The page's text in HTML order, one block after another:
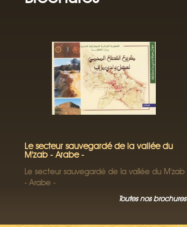
Le secteur sauvegardé de la vallée du
M'zab - Arabe -
Le secteur sauvegardé de la vallée du M'zab
- Arabe -
Toutes nos brochures